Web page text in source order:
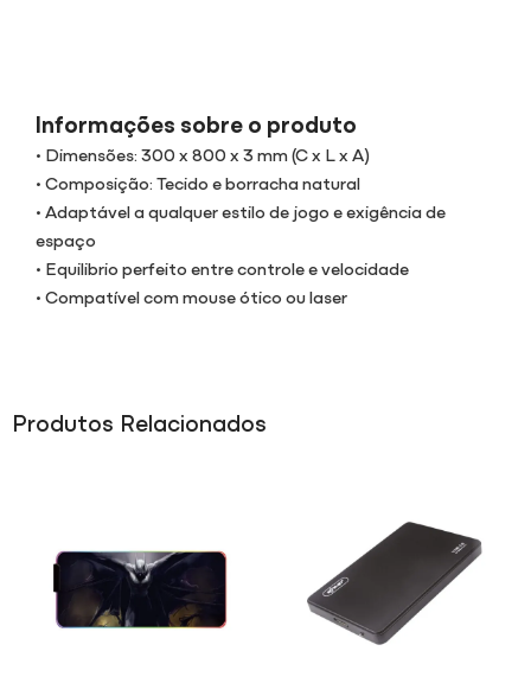
Informações sobre o produto
• Dimensões: 300 x 800 x 3 mm (C x L x A)
• Composição: Tecido e borracha natural
• Adaptável a qualquer estilo de jogo e exigência de
espaço
• Equilibrio perfeito entre controle e velocidade
• Compatível com mouse ótico ou laser
Produtos Relacionados